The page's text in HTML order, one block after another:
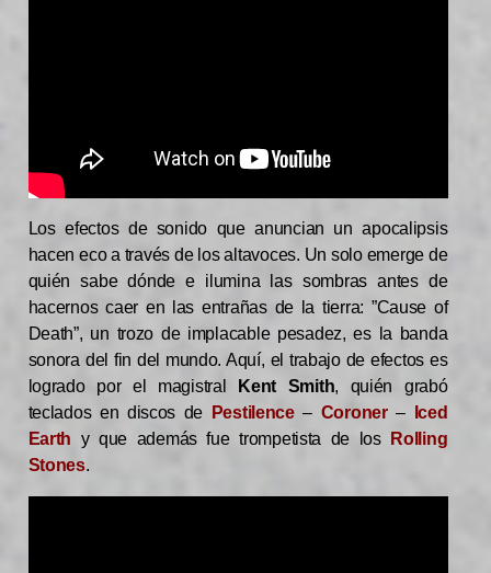
Los efectos de sonido que anuncian un apocalipsis
hacen eco a través de los altavoces. Un solo emerge de
quién sabe dónde e ilumina las sombras antes de
hacernos caer en las entrañas de la tierra: ”Cause of
Death”, un trozo de implacable pesadez, es la banda
sonora del fin del mundo. Aquí, el trabajo de efectos es
logrado por el magistral
Kent Smith, quién grabó
teclados en discos de
Pestilence– Coroner–
Iced
Earth y que además fue trompetista de los
Rolling
Stones.